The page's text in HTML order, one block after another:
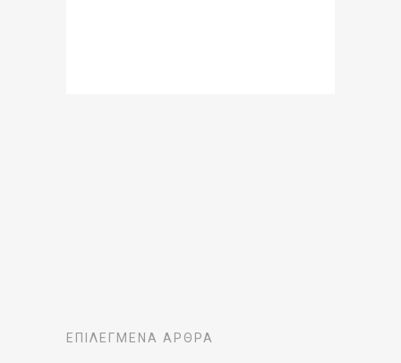
ΕΠΙΛΕΓΜΈΝΑ ΆΡΘΡΑ